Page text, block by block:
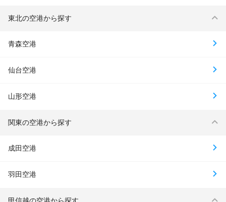
東北の空港から探す
青森空港
仙台空港
山形空港
関東の空港から探す
成田空港
羽田空港